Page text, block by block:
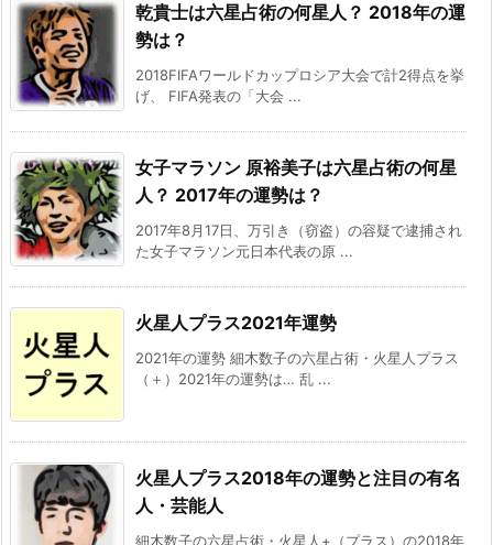
乾貴士は六星占術の何星人？ 2018年の運
勢は？
2018FIFAワールドカップロシア大会で計2得点を挙
げ、 FIFA発表の「大会 ...
女子マラソン 原裕美子は六星占術の何星
人？ 2017年の運勢は？
2017年8月17日、万引き（窃盗）の容疑で逮捕され
た女子マラソン元日本代表の原 ...
火星人プラス2021年運勢
2021年の運勢 細木数子の六星占術・火星人プラス
（＋）2021年の運勢は… 乱 ...
火星人プラス2018年の運勢と注目の有名
人・芸能人
細木数子の六星占術・火星人+（プラス）の2018年